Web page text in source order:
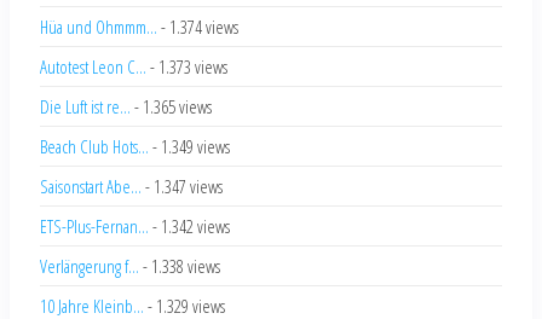
Hüa und Ohmmm... - 1.374 views
Autotest Leon C... - 1.373 views
Die Luft ist re... - 1.365 views
Beach Club Hots... - 1.349 views
Saisonstart Abe... - 1.347 views
ETS-Plus-Fernan... - 1.342 views
Verlängerung f... - 1.338 views
10 Jahre Kleinb... - 1.329 views